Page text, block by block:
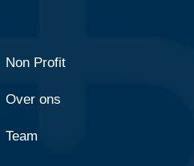
Non Profit
Over ons
Team